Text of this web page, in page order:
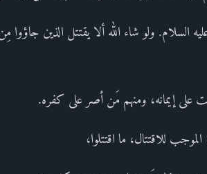
السلام. ولو شاء الله ألا يقتتل الذين
على إيمانه، ومنهم مَن أصر على كفره.
للاقتتال، ما اقتتلوا،